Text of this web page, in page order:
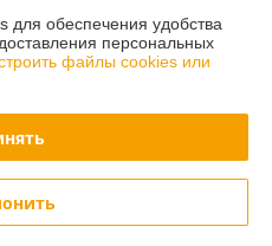
горисполком
ул. Московская, 66
обеспечения удобства
персональных
файлы cookies или